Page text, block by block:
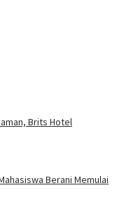
Brits Hotel
Berani Memulai